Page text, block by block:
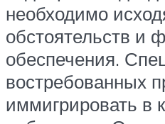
необходимо
обстоятельств и
обеспечения.
востребованных
иммигрировать в